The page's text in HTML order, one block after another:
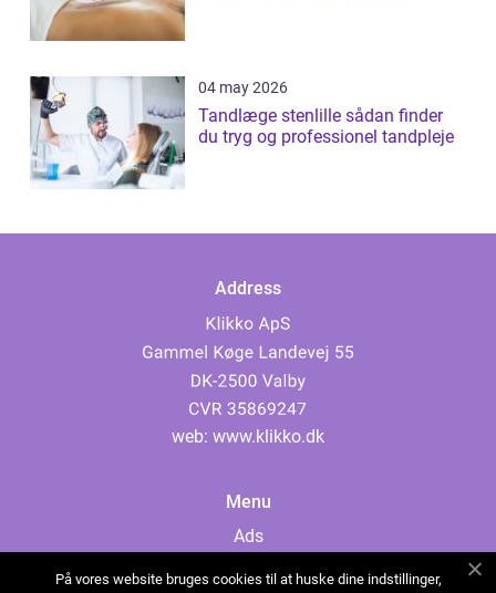
04 may 2026
Tandlæge stenlille sådan finder
du tryg og professionel tandpleje
Address
web: www.klikko.dk
Menu
Ads
På vores website bruges cookies til at huske dine indstillinger,